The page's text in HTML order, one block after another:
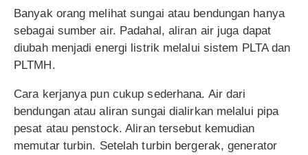
Banyak orang melihat sungai atau bendungan hanya
sebagai sumber air. Padahal, aliran air juga dapat
diubah menjadi energi listrik melalui sistem PLTA dan
PLTMH.
Cara kerjanya pun cukup sederhana. Air dari
bendungan atau aliran sungai dialirkan melalui pipa
pesat atau penstock. Aliran tersebut kemudian
memutar turbin. Setelah turbin bergerak, generator